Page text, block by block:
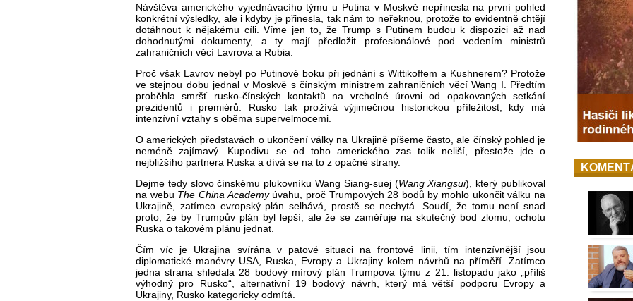
Návštěva amerického vyjednávacího týmu u Putina v Moskvě nepřinesla na první pohled
konkrétní výsledky, ale i kdyby je přinesla, tak nám to neřeknou, protože to evidentně chtějí
dotáhnout k nějakému cíli. Víme jen to, že Trump s Putinem budou k dispozici až nad
dohodnutými dokumenty, a ty mají předložit profesionálové pod vedením ministrů
zahraničních věcí Lavrova a Rubia.
Proč však Lavrov nebyl po Putinové boku při jednání s Wittikoffem a Kushnerem? Protože
ve stejnou dobu jednal v Moskvě s čínským ministrem zahraničních věcí Wang I. Předtím
proběhla smršť rusko-čínských kontaktů na vrcholné úrovni od opakovaných setkání
prezidentů i premiérů. Rusko tak prožívá výjimečnou historickou příležitost, kdy má
intenzívní vztahy s oběma supervelmocemi.
O amerických představách o ukončení války na Ukrajině píšeme často, ale čínský pohled je
neméně zajímavý. Kupodivu se od toho amerického zas tolik neliší, přestože jde o
nejbližšího partnera Ruska a dívá se na to z opačné strany.
Dejme tedy slovo čínskému plukovníku Wang Siang-suej (Wang Xiangsui), který publikoval
na webu The China Academyúvahu, proč Trumpových 28 bodů by mohlo ukončit válku na
Ukrajině, zatímco evropský plán selhává, prostě se nechytá. Soudí, že tomu není snad
proto, že by Trumpův plán byl lepší, ale že se zaměřuje na skutečný bod zlomu, ochotu
Ruska o takovém plánu jednat.
Čím víc je Ukrajina svírána v patové situaci na frontové linii, tím intenzívnější jsou
diplomatické manévry USA, Ruska, Evropy a Ukrajiny kolem návrhů na příměří. Zatímco
jedna strana shledala 28 bodový mírový plán Trumpova týmu z 21. listopadu jako „příliš
výhodný pro Rusko“, alternativní 19 bodový návrh, který má větší podporu Evropy a
Ukrajiny, Rusko kategoricky odmítá.